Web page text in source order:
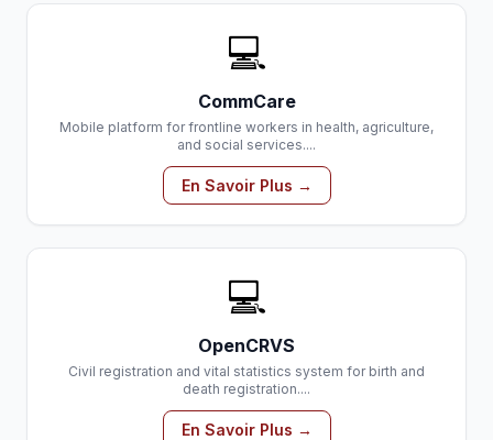
💻
CommCare
Mobile platform for frontline workers in health, agriculture,
and social services....
En Savoir Plus →
💻
OpenCRVS
Civil registration and vital statistics system for birth and
death registration....
En Savoir Plus →